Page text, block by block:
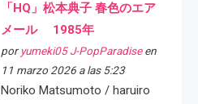
「HQ」松本典子 春色のエア
メール 1985年
por yumeki05 J-PopParadiseen
11 marzo 2026 a las 5:23
Noriko Matsumoto / haruiro